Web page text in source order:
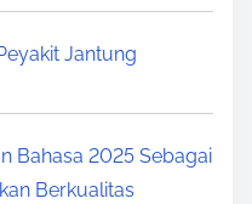
Jantung
Bahasa 2025 Sebagai
Berkualitas